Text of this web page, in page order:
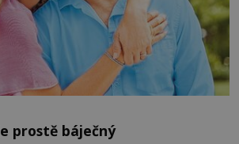
prostě báječný